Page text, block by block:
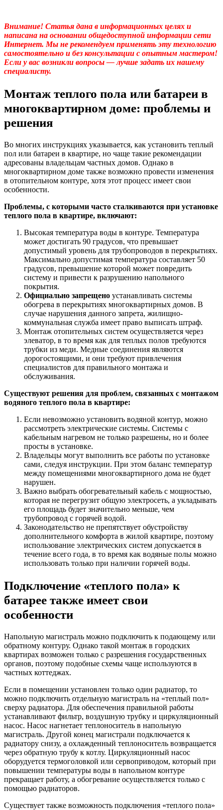
Внимание! Статья дана в информационных целях и
написана на основании общедоступной информации сети
Интернет. Мы не рекомендуем применять эту технологию
самостоятельно и без консультации с опытным мастером!
Если у вас возникли вопросы — лучше задать их нашему
специалисту.
Монтаж теплого пола или батареи в
многоквартирном доме: проблемы и
решения
Во многих инструкциях указывается, как установить теплый
пол или батареи в квартире, но чаще такие рекомендации
адресованы владельцам частных домов. Однако в
многоквартирном доме также возможно провести изменения
в отопительном контуре, хотя этот процесс имеет свои
особенности.
Проблемы, с которыми часто сталкиваются при установке
теплого пола в квартире, включают:
Высокая температура воды в контуре. Температура
может достигать 90 градусов, что превышает
допустимый уровень для трубопроводов в перекрытиях.
Максимально допустимая температура составляет 50
градусов, превышение которой может повредить
систему и привести к разрушению напольного
покрытия.
Официально запрещено устанавливать системы
обогрева в перекрытиях многоквартирных домов. В
случае нарушения данного запрета, жилищно-
коммунальная служба имеет право выписать штраф.
Монтаж отопительных систем осуществляется через
элеватор, в то время как для теплых полов требуются
трубки из меди. Медные соединения являются
дорогостоящими, и они требуют привлечения
специалистов для правильного монтажа и
обслуживания.
Существуют решения для проблем, связанных с монтажом
водяного теплого пола в квартире:
Если невозможно установить водяной контур, можно
рассмотреть электрические системы. Системы с
кабельным нагревом не только разрешены, но и более
просты в установке.
Владельцы могут выполнить все работы по установке
сами, следуя инструкции. При этом баланс температур
между помещениями многоквартирного дома не будет
нарушен.
Важно выбрать обогревательный кабель с мощностью,
которая не перегрузит общую электросеть, а укладывать
его площадь будет значительно меньше, чем
трубопровод с горячей водой.
Законодательство не препятствует обустройству
дополнительного комфорта в жилой квартире, поэтому
использование электрических систем допускается в
течение всего года, в то время как водяные полы можно
использовать только при наличии горячей воды.
Подключение «теплого пола» к
батарее также имеет свои
особенности
Напольную магистраль можно подключить к подающему или
обратному контуру. Однако такой монтаж в городских
квартирах возможен только с разрешения государственных
органов, поэтому подобные схемы чаще используются в
частных коттеджах.
Если в помещении установлен только один радиатор, то
можно подключить отдельную магистраль на «теплый пол»
сверху радиатора. Для обеспечения правильной работы
устанавливают фильтр, воздушную трубку и циркуляционный
насос. Насос нагнетает теплоноситель в напольную
магистраль. Другой конец магистрали подключается к
радиатору снизу, а охлажденный теплоноситель возвращается
через обратную трубу к котлу. Циркуляционный насос
оборудуется термоголовкой или сервоприводом, который при
повышении температуры воды в напольном контуре
прекращает работу, а обогревание осуществляется только с
помощью радиаторов.
Существует также возможность подключения «теплого пола»